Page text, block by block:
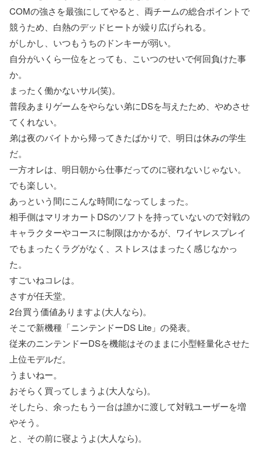
COMの強さを最強にしてやると、両チームの総合ポイントで
競うため、白熱のデッドヒートが繰り広げられる。
がしかし、いつもうちのドンキーが弱い。
自分がいくら一位をとっても、こいつのせいで何回負けた事
か。
まったく働かないサル(笑)。
普段あまりゲームをやらない弟にDSを与えたため、やめさせ
てくれない。
弟は夜のバイトから帰ってきたばかりで、明日は休みの学生
だ。
一方オレは、明日朝から仕事だってのに寝れないじゃない。
でも楽しい。
あっという間にこんな時間になってしまった。
相手側はマリオカートDSのソフトを持っていないので対戦の
キャラクターやコースに制限はかかるが、ワイヤレスプレイ
でもまったくラグがなく、ストレスはまったく感じなかっ
た。
すごいねコレは。
さすが任天堂。
2台買う価値ありますよ(大人なら)。
そこで新機種「ニンテンドーDS Lite」の発表。
従来のニンテンドーDSを機能はそのままに小型軽量化させた
上位モデルだ。
うまいねー。
おそらく買ってしまうよ(大人なら)。
そしたら、余ったもう一台は誰かに渡して対戦ユーザーを増
やそう。
と、その前に寝ようよ(大人なら)。